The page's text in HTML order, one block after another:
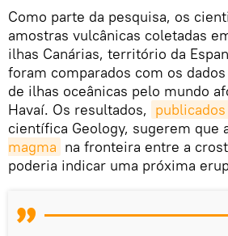
Como parte da pesquisa, os
amostras vulcânicas coletadas
ilhas Canárias, território da
foram comparados com os
de ilhas oceânicas pelo mundo
Havaí. Os resultados, publicados
científica Geology, sugerem que
magma na fronteira entre a
poderia indicar uma próxima